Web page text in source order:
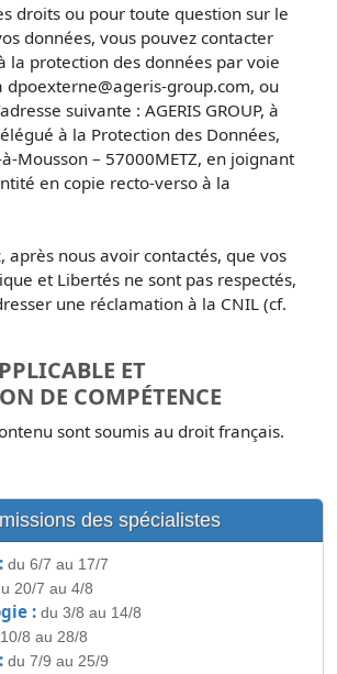
droits ou pour toute question sur le
données, vous pouvez contacter
la protection des données par voie
dpoexterne@ageris-group.com, ou
suivante : AGERIS GROUP, à
à la Protection des Données,
Mousson – 57000METZ, en joignant
en copie recto-verso à la
après nous avoir contactés, que vos
et Libertés ne sont pas respectés,
une réclamation à la CNIL (cf.
ET
DE COMPÉTENCE
sont soumis au droit français.
des spécialistes
du 6/7 au 17/7
20/7 au 4/8
: du 3/8 au 14/8
8 au 28/8
du 7/9 au 25/9